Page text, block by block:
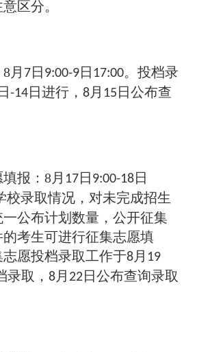
区分。
月 7 日 9:00-9 日 17:00。投档录
日 -14 日进行， 8 月 15 日公布查
报：8月 17 日 9:00-18 日
校录取情况，对未完成招生
公布计划数量，公开征集
考生可进行征集志愿填
愿投档录取工作于8 月 19
录取， 8 月 22 日公布查询录取